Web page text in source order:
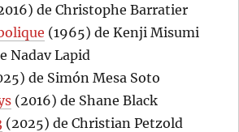
de Christophe Barratier
(1965) de Kenji Misumi
Nadav Lapid
de Simón Mesa Soto
(2016) de Shane Black
(2025) de Christian Petzold